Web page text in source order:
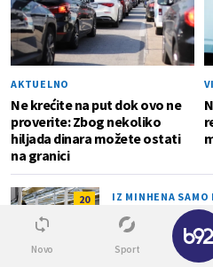
AKTUELNO
Ne krećite na put dok ovo ne
proverite: Zbog nekoliko
hiljada dinara možete ostati
na granici
20 IZ MINHENA SAMO
BMW krenuo u
domet preko
FOTO
Novo Sport